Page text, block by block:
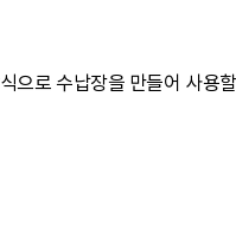
로 수납장을 만들어 사용